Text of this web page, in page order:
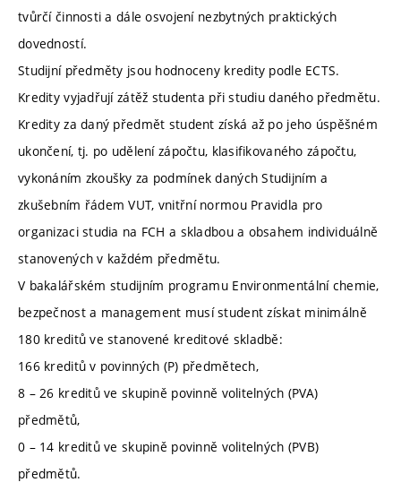
tvůrčí činnosti a dále osvojení nezbytných praktických
dovedností.
Studijní předměty jsou hodnoceny kredity podle ECTS.
Kredity vyjadřují zátěž studenta při studiu daného předmětu.
Kredity za daný předmět student získá až po jeho úspěšném
ukončení, tj. po udělení zápočtu, klasifikovaného zápočtu,
vykonáním zkoušky za podmínek daných Studijním a
zkušebním řádem VUT, vnitřní normou Pravidla pro
organizaci studia na FCH a skladbou a obsahem individuálně
stanovených v každém předmětu.
V bakalářském studijním programu Environmentální chemie,
bezpečnost a management musí student získat minimálně
180 kreditů ve stanovené kreditové skladbě:
166 kreditů v povinných (P) předmětech,
8 – 26 kreditů ve skupině povinně volitelných (PVA)
předmětů,
0 – 14 kreditů ve skupině povinně volitelných (PVB)
předmětů.